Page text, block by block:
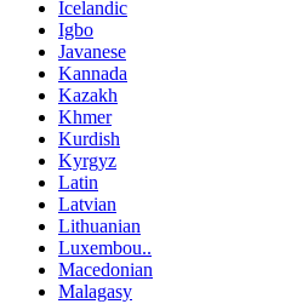
Icelandic
Igbo
Javanese
Kannada
Kazakh
Khmer
Kurdish
Kyrgyz
Latin
Latvian
Lithuanian
Luxembou..
Macedonian
Malagasy